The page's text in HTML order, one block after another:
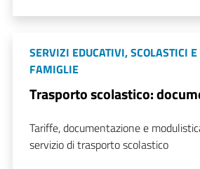
SERVIZI EDUCATIVI, SCOLASTICI
FAMIGLIE
Trasporto scolastico:
Tariffe, documentazione e
servizio di trasporto scolastico